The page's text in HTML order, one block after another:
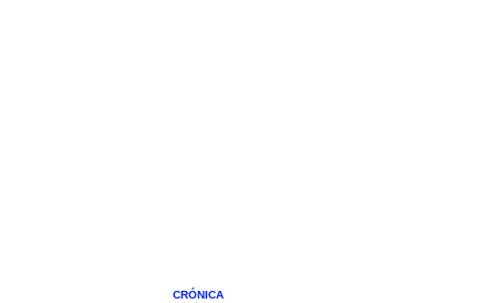
CRÓNICA